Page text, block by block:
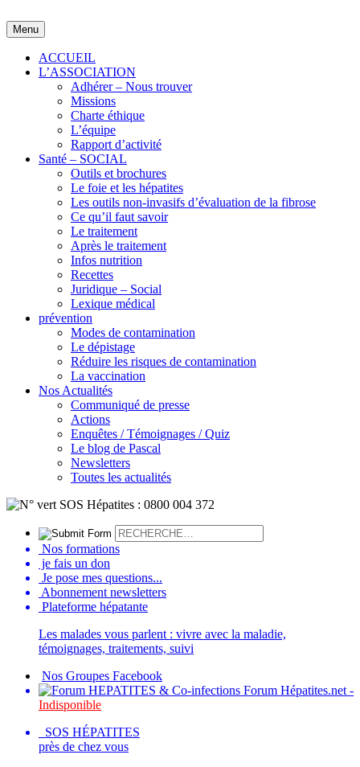
to
content
Menu
ACCUEIL
L’ASSOCIATION
Adhérer – Nous trouver
Missions
Charte éthique
L’équipe
Rapport d’activité
Santé – SOCIAL
Outils et brochures
Le foie et les hépatites
Les outils non-invasifs d’évaluation de la fibrose
Ce qu’il faut savoir
Le traitement
Après le traitement
Infos nutrition
Recettes
Juridique – Social
Lexique médical
prévention
Modes de contamination
Le dépistage
Réduire les risques de contamination
La vaccination
Nos Actualités
Communiqué de presse
Actions
Enquêtes / Témoignages / Quiz
Le blog de Pascal
Newsletters
Toutes les actualités
Nos formations
je fais un don
Je pose mes questions...
Abonnement newsletters
Plateforme hépatante
Les malades vous parlent : vivre avec la maladie,
témoignages, traitements, suivi
Nos Groupes Facebook
Forum Hépatites.net -
Indisponible
SOS HÉPATITES
près de chez vous